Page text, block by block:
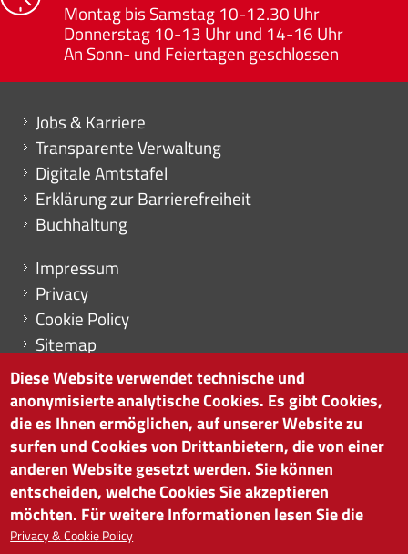
Montag bis Samstag 10-12.30 Uhr
Donnerstag 10-13 Uhr und 14-16 Uhr
An Sonn- und Feiertagen geschlossen
Mini menu di servizio
Jobs & Karriere
Transparente Verwaltung
Digitale Amtstafel
Erklärung zur Barrierefreiheit
Buchhaltung
Menu footer
Impressum
Privacy
Cookie Policy
Sitemap
Cookie-Einstellungen
HANDELSKAMMER BOZEN
Südtiroler Straße 60 | I-39100 Bozen
Tel. 0471 945 511 |info@handelskammer.bz.it
MwSt.-Nr.: 00376420212
Diese Website verwendet technische und
anonymisierte analytische Cookies. Es gibt Cookies,
die es Ihnen ermöglichen, auf unserer Website zu
surfen und Cookies von Drittanbietern, die von einer
anderen Website gesetzt werden. Sie können
entscheiden, welche Cookies Sie akzeptieren
möchten. Für weitere Informationen lesen Sie die
Privacy & Cookie Policy